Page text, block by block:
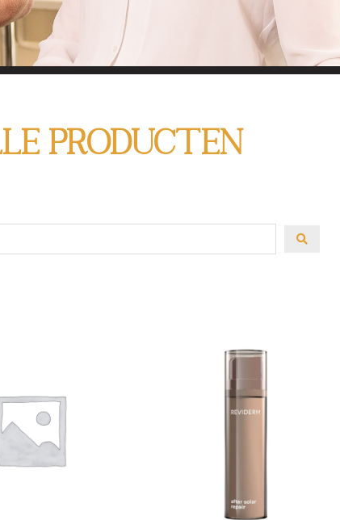
ALLE
HUIDCOACH
zoeken. En heb je advies nodig? Of heb je
Laat het me weten!
PRODUCTEN